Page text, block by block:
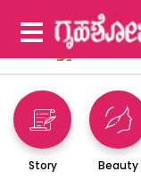
Story Beauty